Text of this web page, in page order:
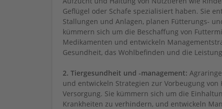
Geflügel oder Schafe spezialisiert haben. Sie
Stallungen und Anlagen, planen Fütterungs-
kümmern sich um die Beschaffung von
Medikamenten und entwickeln
Gesundheit, das Wohlbefinden und die
2. Tiergesundheit und -management:
und entwickeln Strategien zur Vorbeugung
Versorgung. Sie kümmern sich um die
Krankheiten zu verhindern, und entwickeln